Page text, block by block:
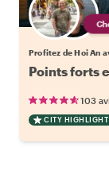
Profitez de Hoi An
Points forts
103
CITY HIGHLIGHT